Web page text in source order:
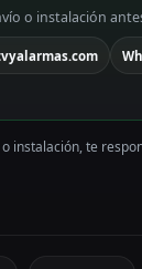
o instalación
instalación, te